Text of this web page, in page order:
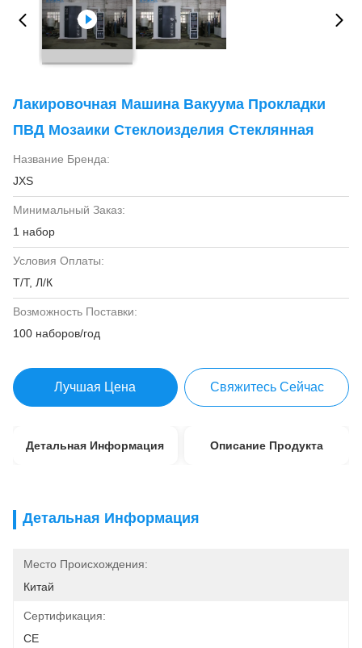
Лакировочная Машина Вакуума Прокладки
ПВД Мозаики Стеклоизделия Стеклянная
Название Бренда:
JXS
Минимальный Заказ:
1 набор
Условия Оплаты:
Т/Т, Л/К
Возможность Поставки:
100 наборов/год
Лучшая Цена Свяжитесь Сейчас
Детальная Информация Описание Продукта
Детальная Информация
Место Происхождения:
Китай
Сертификация:
CE